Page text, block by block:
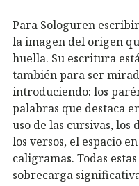
Para Sologuren
la imagen del origen
huella. Su escritura
también para ser
introduciendo: los
palabras que destaca
uso de las cursivas, los
los versos, el espacio
caligramas. Todas
sobrecarga